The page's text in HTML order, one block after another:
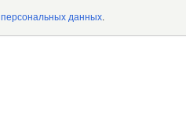
данных.